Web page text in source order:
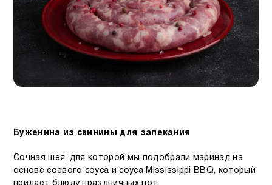
Буженина из свинины для запекания
Сочная шея, для которой мы подобрали маринад на
основе соевого соуса и соуса Mississippi BBQ, который